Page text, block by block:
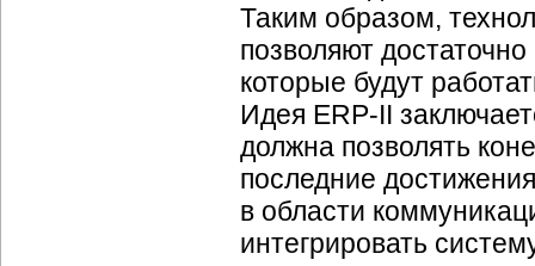
Таким образом,
позволяют
которые будут
Идея ERP-II
должна позволять
последние
в области
интегрировать